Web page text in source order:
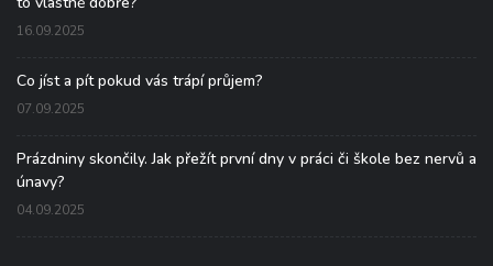
16.09.2025
Co jíst a pít pokud vás trápí průjem?
07.09.2025
Prázdniny skončily. Jak přežít první dny v práci či škole bez nervů a
únavy?
04.09.2025